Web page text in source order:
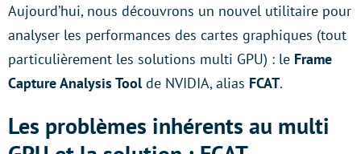
Aujourd’hui, nous découvrons un nouvel utilitaire pour
analyser les performances des cartes graphiques (tout
particulièrement les solutions multi GPU) : le Frame
Capture Analysis Toolde NVIDIA, alias FCAT.
Les problèmes inhérents au multi